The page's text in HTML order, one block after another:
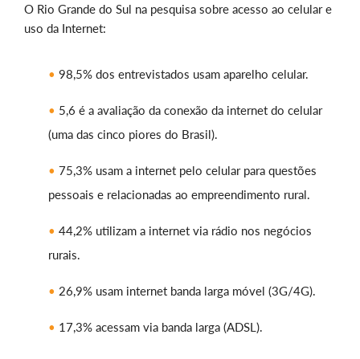
O Rio Grande do Sul na pesquisa sobre acesso ao celular e
uso da Internet:
98,5% dos entrevistados usam aparelho celular.
5,6 é a avaliação da conexão da internet do celular
(uma das cinco piores do Brasil).
75,3% usam a internet pelo celular para questões
pessoais e relacionadas ao empreendimento rural.
44,2% utilizam a internet via rádio nos negócios
rurais.
26,9% usam internet banda larga móvel (3G/4G).
17,3% acessam via banda larga (ADSL).